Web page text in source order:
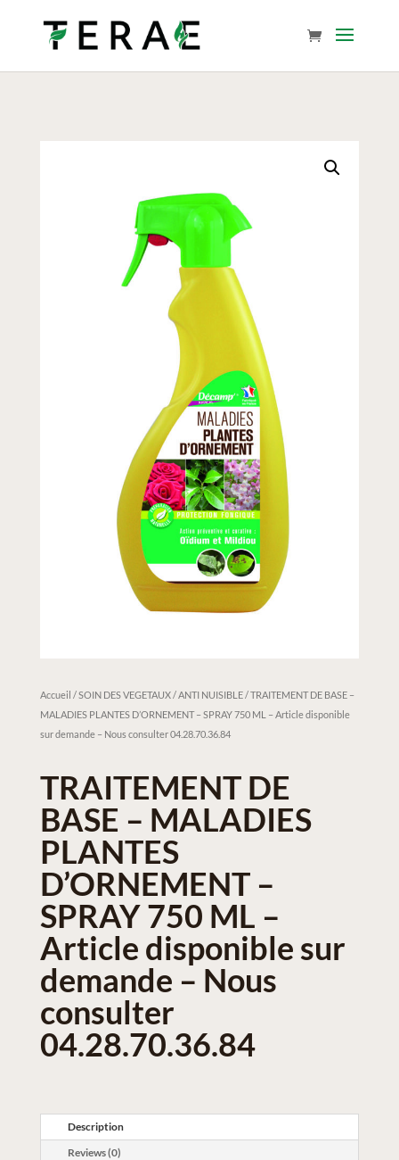
Accueil /SOIN DES VEGETAUX / ANTI NUISIBLE/ TRAITEMENT DE BASE –
MALADIES PLANTES D’ORNEMENT – SPRAY 750 ML – Article disponible
sur demande – Nous consulter 04.28.70.36.84
TRAITEMENT DE
BASE – MALADIES
PLANTES
D’ORNEMENT –
SPRAY 750 ML –
Article disponible sur
demande – Nous
consulter
04.28.70.36.84
Description
Reviews (0)